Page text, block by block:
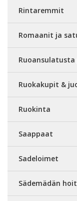
Rintaremmit
Romaanit ja
Ruokakupit &
Ruokinta
Saappaat
Sadeloimet
Sädemädän